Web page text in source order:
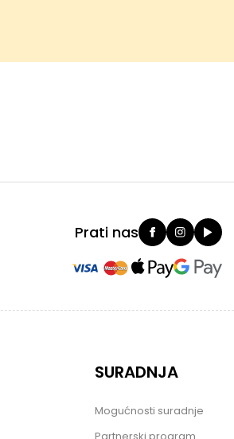
Prati nas
SURADNJA
Mogućnosti suradnje